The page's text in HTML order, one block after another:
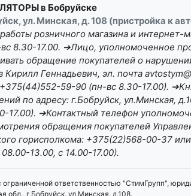
в Бобруйске
ул. Минская, д. 108 (пристройка к
розничного магазина и интернет-
вс 8.30-17.00. ➔Лицо, уполномоченное
обращение покупателей о
Кирилл Геннадьевич, эл. почта
59-90 (пн-вс 8.30-17.00).
по адресу: г.Бобруйск, ул.Минская,
17.00). ➔Контактный телефон
обращения покупателей
горисполкома: +375(22)568-00-37
08.00-13.00, с 14.00-17.00).
ответственностью "СтимГрупп",
обл., г.Бобруйск, ул.Минская, д.108.